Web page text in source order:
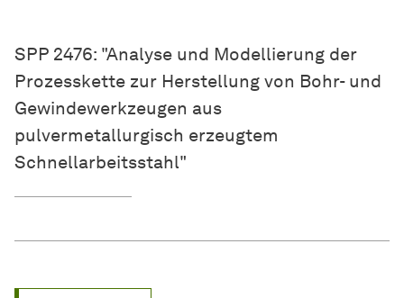
SPP 2476: "Analyse und Modellierung der
Prozesskette zur Herstellung von Bohr- und
Gewindewerkzeugen aus
pulvermetallurgisch erzeugtem
Schnellarbeitsstahl"